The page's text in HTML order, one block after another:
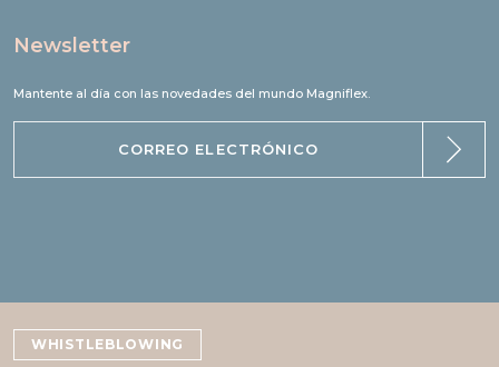
Newsletter
Mantente al día con las novedades del mundo Magniflex.
WHISTLEBLOWING